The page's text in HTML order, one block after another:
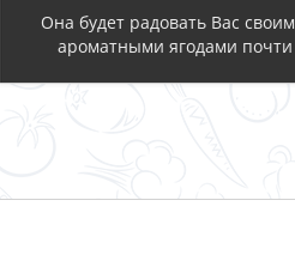
Она будет радовать Вас
ароматными ягодами почти